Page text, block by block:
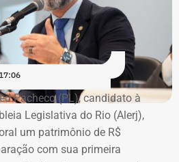
na linha de frente desse
assistentes sociais e psicólogos
que são vítimas de
a receber o benefício do
criada em 2019 pela
é conectado a uma
pelo agressor. Em caso de
monitoramento é acionada e
em 2018, quando terminou a
Cristo informou possuir três
contemplado e depósitos em
R$ 378,4 mil.
Pacheco (PL), candidato à
Legislativa do Rio (Alerj),
um patrimônio de R$
com sua primeira